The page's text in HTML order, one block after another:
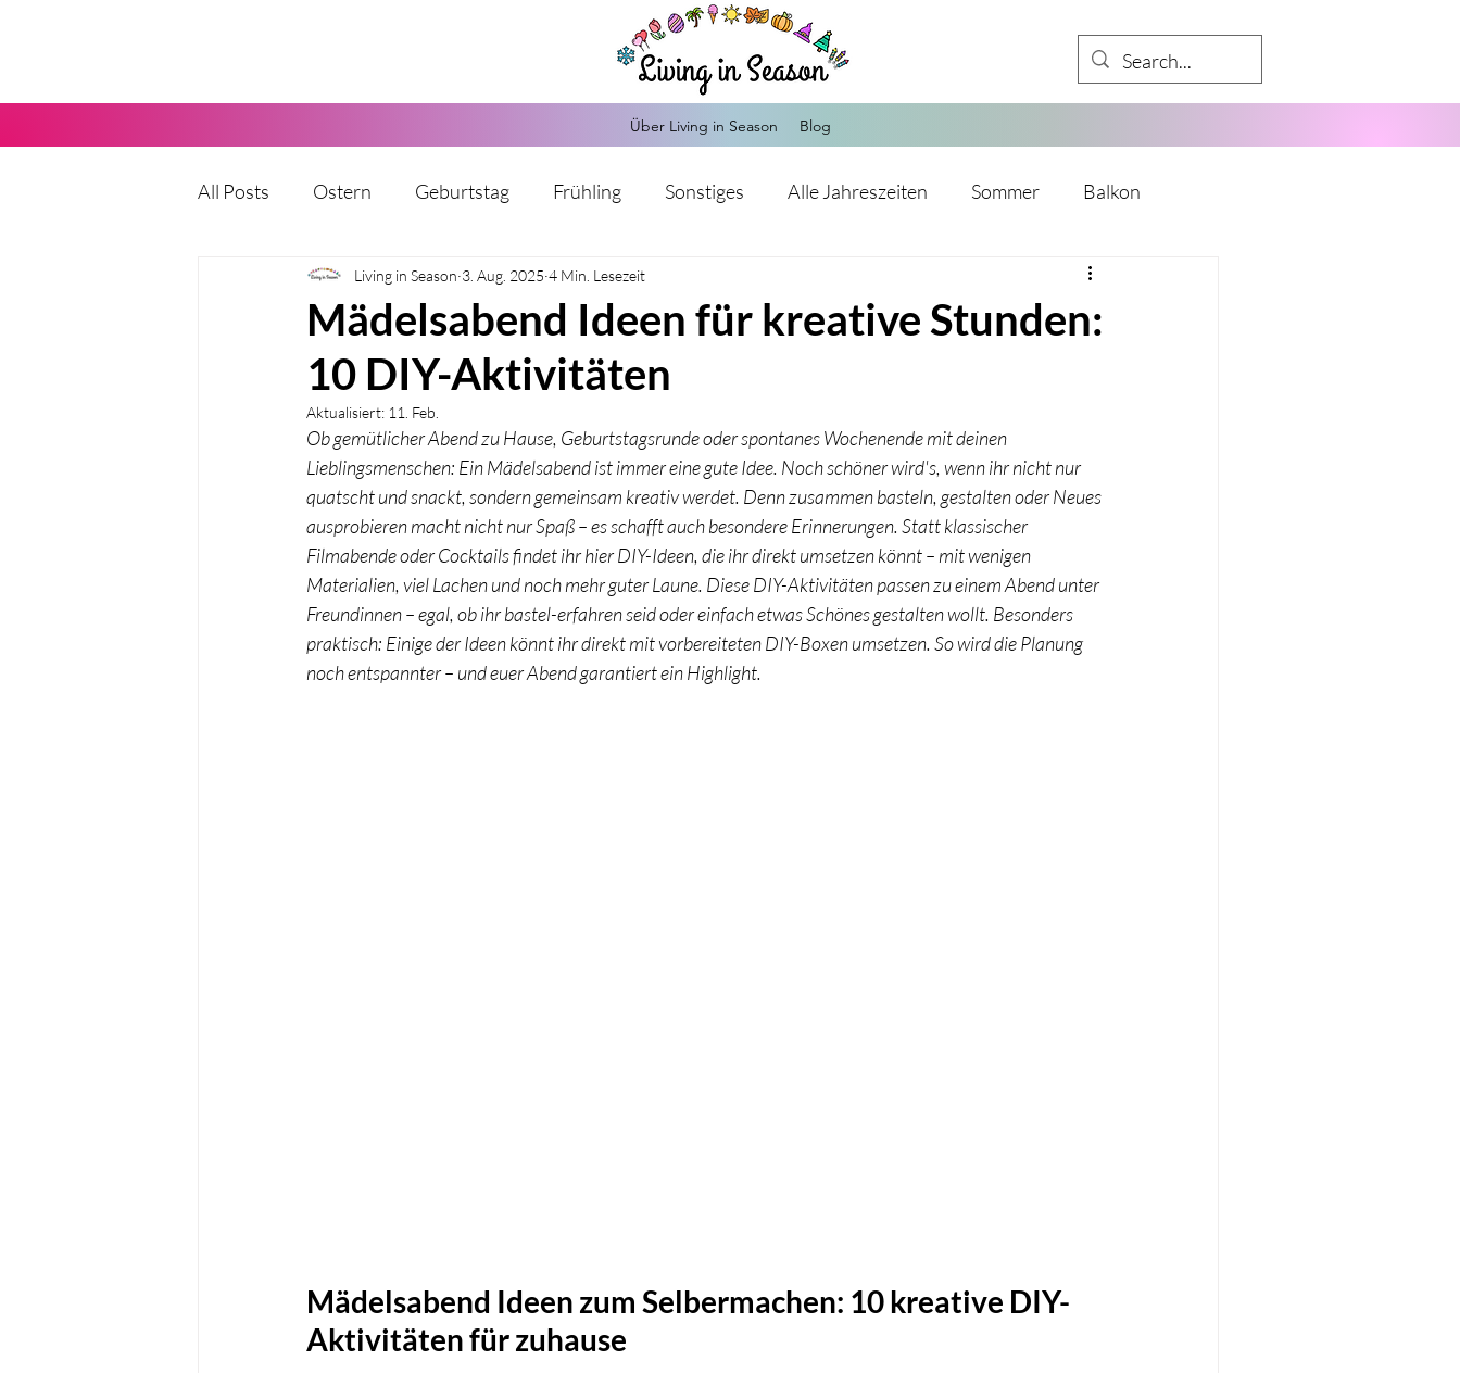
Über Living in Season Blog
All Posts Ostern Geburtstag Frühling Sonstiges Alle Jahreszeiten Sommer Balkon
Karneval Halloween Herbst Weihnachten Babyparty
Vatertag Muttertag Kommunion Hochzeit
Kita Hochzeits-Mitgebsel Hochzeit Einschulung Babyparty
Wichteln
Mädelsabend Ideen für kreative Stunden:
10 DIY-Aktivitäten
Living in Season 3. Aug. 2025 4 Min. Lesezeit
Aktualisiert: 11. Feb.
Ob gemütlicher Abend zu Hause, Geburtstagsrunde oder spontanes Wochenende mit deinen
Lieblingsmenschen: Ein Mädelsabend ist immer eine gute Idee. Noch schöner wird's, wenn ihr nicht nur
quatscht und snackt, sondern gemeinsam kreativ werdet. Denn zusammen basteln, gestalten oder Neues
ausprobieren macht nicht nur Spaß – es schafft auch besondere Erinnerungen. Statt klassischer
Filmabende oder Cocktails findet ihr hier DIY-Ideen, die ihr direkt umsetzen könnt – mit wenigen
Materialien, viel Lachen und noch mehr guter Laune. Diese DIY-Aktivitäten passen zu einem Abend unter
Freundinnen – egal, ob ihr bastel-erfahren seid oder einfach etwas Schönes gestalten wollt. Besonders
praktisch: Einige der Ideen könnt ihr direkt mit vorbereiteten DIY-Boxen umsetzen. So wird die Planung
noch entspannter – und euer Abend garantiert ein Highlight.
Mädelsabend Ideen zum Selbermachen: 10 kreative DIY-
Aktivitäten für zuhause